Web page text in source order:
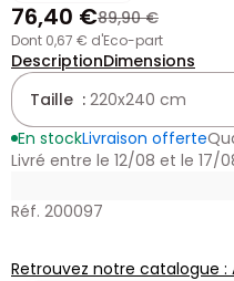
76,40 €89,90 €
dont 0,67 € d'Eco-part
DescriptionDimensions
Taille : 220x240 cm
En stockLivraison offerte
Livré entre le 12/08 et le 17/
Réf. 200097
Retrouvez notre catalogue